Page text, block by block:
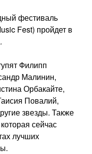
фестиваль
Fest) пройдет в
Филипп
Малинин,
Орбакайте,
Повалий,
звезды. Также
сейчас
лучших